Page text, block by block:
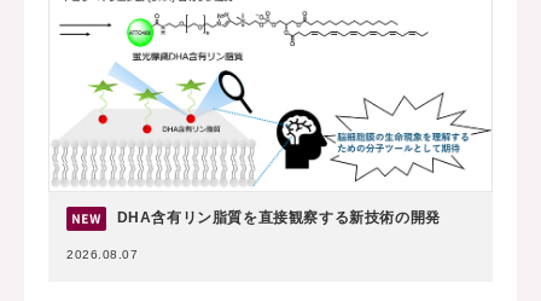
DHA含有リン脂質を直接観察する新技術の開発
2026.08.07